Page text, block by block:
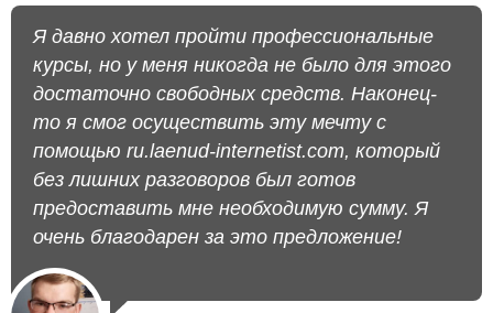
Я давно хотел пройти профессиональные
курсы, но у меня никогда не было для этого
достаточно свободных средств. Наконец-
то я смог осуществить эту мечту с
помощью ru.laenud-internetist.com, который
без лишних разговоров был готов
предоставить мне необходимую сумму. Я
очень благодарен за это предложение!